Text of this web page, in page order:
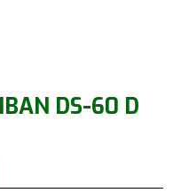
DS-60 D